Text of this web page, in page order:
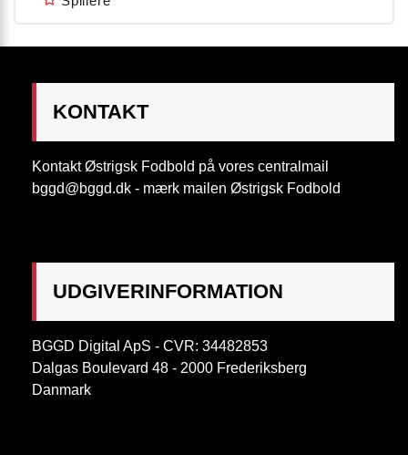
KONTAKT
Kontakt Østrigsk Fodbold på vores centralmail
bggd@bggd.dk - mærk mailen Østrigsk Fodbold
UDGIVERINFORMATION
BGGD Digital ApS - CVR: 34482853
Dalgas Boulevard 48 - 2000 Frederiksberg
Danmark